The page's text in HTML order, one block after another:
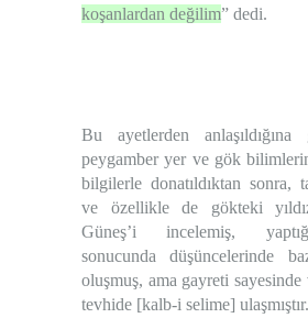
koşanlardan değilim” dedi.
Bu ayetlerden
peygamber yer ve gök
bilgilerle donatıldıktan sonra,
ve özellikle de gökteki
Güneş’i incelemiş,
sonucunda düşüncelerinde
oluşmuş, ama gayreti sayesinde
tevhide [kalb-i selime] ulaşmıştır.